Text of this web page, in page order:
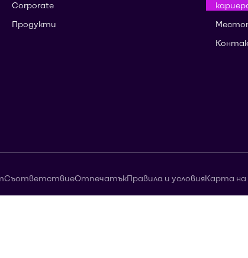
Corporate
Продукти
СъответствиеОтпечатъкПравила и условияКарта